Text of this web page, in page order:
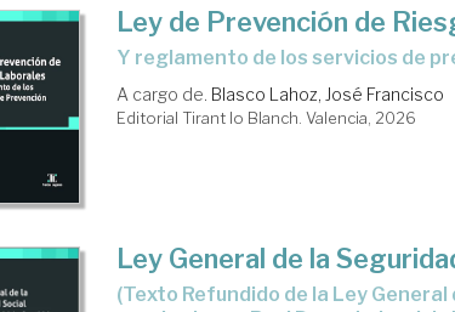
Ley de Prevención de
y reglamento de los servicios de
A cargo de. Blasco Lahoz, José Francisco
Editorial Tirant lo Blanch. Valencia, 2026
Ley General de la
(Texto Refundido de la Ley General de la Seguridad Social,